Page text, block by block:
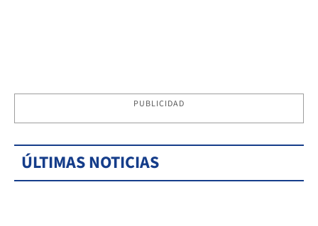
PUBLICIDAD
ÚLTIMAS NOTICIAS